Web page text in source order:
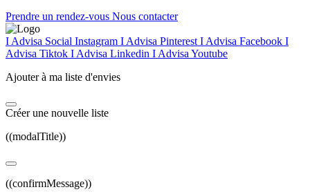
Prendre un rendez-vous Nous contacter
I Advisa Social Instagram I Advisa Pinterest I Advisa Facebook I
Advisa Tiktok I Advisa Linkedin I Advisa Youtube
Ajouter à ma liste d'envies
Créer une nouvelle liste
((modalTitle))
((confirmMessage))